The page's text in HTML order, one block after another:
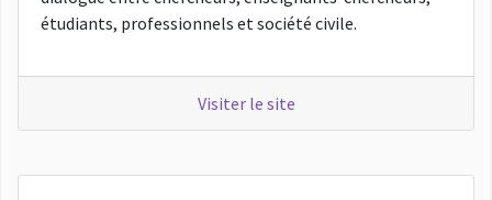
étudiants, professionnels et société civile.
Visiter le site